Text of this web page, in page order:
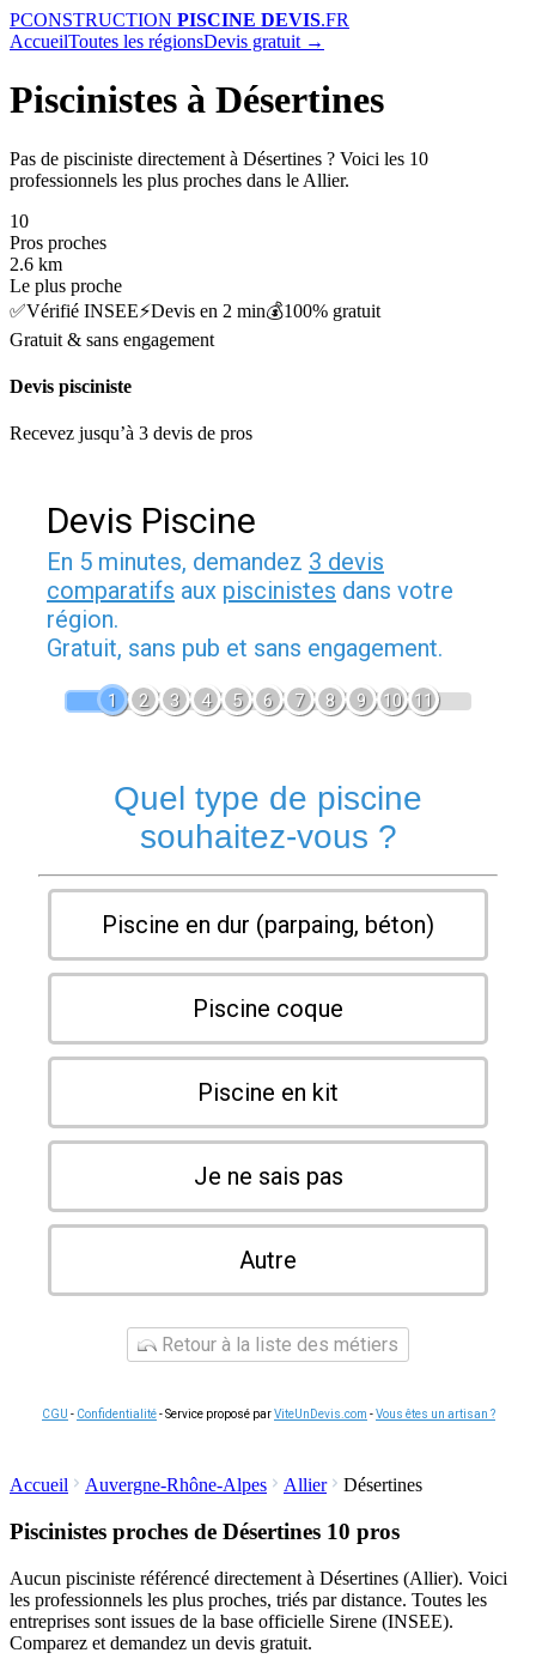
PCONSTRUCTION PISCINE DEVIS.FR
AccueilToutes les régionsDevis gratuit →
Piscinistes à Désertines
Pas de pisciniste directement à Désertines ? Voici les 10
professionnels les plus proches dans le Allier.
10
Pros proches
2.6 km
Le plus proche
✅Vérifié INSEE⚡Devis en 2 min💰100% gratuit
Gratuit & sans engagement
Devis pisciniste
Recevez jusqu’à 3 devis de pros
Devis Piscine
En 5 minutes, demandez 3 devis
comparatifs aux piscinistes dans votre
région.
Gratuit, sans pub et sans engagement.
1 2 3 4 5 6 7 8 9 10 11
Quel type de piscine
souhaitez-vous ?
Piscine en dur (parpaing, béton)
Piscine coque
Piscine en kit
Je ne sais pas
Autre
Retour à la liste des métiers
CGU - Confidentialité- Service proposé parViteUnDevis.com -Vous êtes un artisan ?
Accueil Auvergne-Rhône-Alpes Allier Désertines
Piscinistes proches de Désertines 10 pros
Aucun pisciniste référencé directement à Désertines (Allier). Voici
les professionnels les plus proches, triés par distance. Toutes les
entreprises sont issues de la base officielle Sirene (INSEE).
Comparez et demandez un devis gratuit.